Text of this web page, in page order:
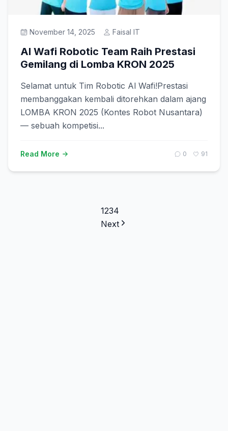
November 14, 2025 Faisal IT
Al Wafi Robotic Team Raih Prestasi
Gemilang di Lomba KRON 2025
Selamat untuk Tim Robotic Al Wafi!Prestasi
membanggakan kembali ditorehkan dalam ajang
LOMBA KRON 2025 (Kontes Robot Nusantara)
— sebuah kompetisi...
Read More 0 91
1234
Next